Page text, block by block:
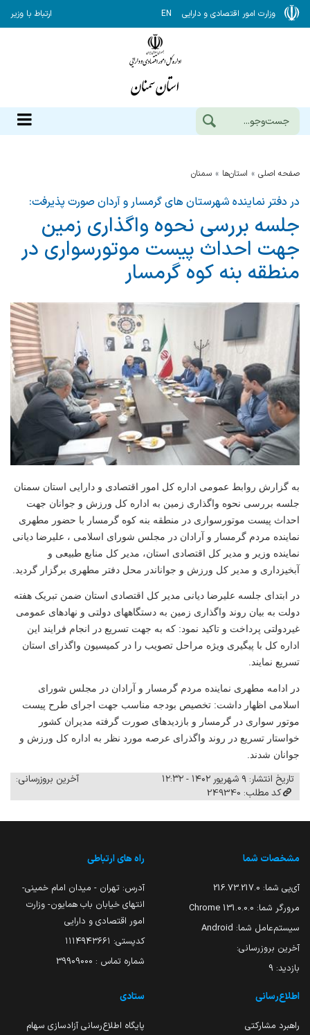
وزارت امور اقتصادی و دارایی EN ارتباط با وزیر
صفحه اصلی استان‌ها سمنان
در دفتر نماینده شهرستان های گرمسار و آردان صورت پذیرفت:
جلسه بررسی نحوه واگذاری زمین
جهت احداث پیست موتورسواری در
منطقه بنه كوه گرمسار
به گزارش روابط عمومی اداره کل امور اقتصادی و دارایی استان سمنان
جلسه بررسی نحوه واگذاری زمین به اداره کل ورزش و جوانان جهت
احداث پیست موتورسواری در منطقه بنه کوه گرمسار با حضور مطهری
نماینده مردم گرمسار و آرادان در مجلس شورای اسلامی ، علیرضا دیانی
نماینده وزیر و مدیر کل اقتصادی استان، مدیر کل منابع طبیعی و
آبخیزداری و مدیر کل ورزش و جواناندر محل دفتر مطهری برگزار گردید.
در ابتدای جلسه علیرضا دیانی مدیر کل اقتصادی استان ضمن تبریک هفته
دولت به بیان روند واگذاری زمین به دستگاههای دولتی و نهادهای عمومی
غیردولتی پرداخت و تاکید نمود: که به جهت تسریع در انجام فرایند این
اداره کل با پیگیری ویژه مراحل تصویب را در کمیسیون واگذرای استان
تسریع نمایند.
در ادامه مطهری نماینده مردم گرمسار و آرادان در مجلس شورای
اسلامی اظهار داشت: تخصیص بودجه مناسب جهت اجرای طرح پیست
موتور سواری در گرمسار و بازدیدهای صورت گرفته مدیران کشور
خواستار تسریع در روند واگذرای عرصه مورد نظر به اداره کل ورزش و
جوانان شدند.
تاریخ انتشار: ۹ شهریور ۱۴۰۲ - ۱۲:۳۲
آخرین بروزرسانی:
کد مطلب: 249340
مشخصات شما
آی‌پی شما: 216.73.217.0
مرورگر شما: 131.0.0.0 Chrome
سیستم‌عامل شما: Android
آخرین بروزرسانی:
بازدید: 9
راه های ارتباطی
آدرس: تهران - میدان امام خمینی-
انتهای خیابان باب همایون- وزارت
امور اقتصادی و دارایی
کدپستی: ۱۱۱۴۹۴۳۶۶۱
شماره تماس : 39909000
اطلاع‌رسانی
راهبرد مشارکتی
ستادی
پایگاه اطلاع‌رسانی آزادسازی سهام